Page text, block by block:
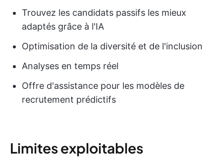
Trouvez les candidats passifs les mieux
adaptés grâce à l'IA
Optimisation de la diversité et de l'inclusion
Analyses en temps réel
Offre d'assistance pour les modèles de
recrutement prédictifs
Limites exploitables